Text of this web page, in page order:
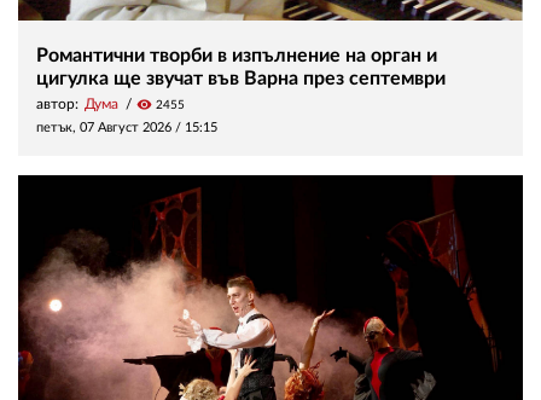
Романтични творби в изпълнение на орган и
цигулка ще звучат във Варна през септември
автор: Дума visibility 2455
петък, 07 Август 2026 / 15:15